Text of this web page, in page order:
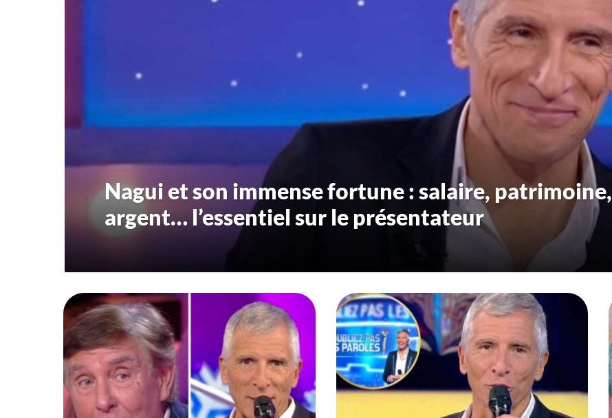
Nagui et son immense fortune : salaire, patrimoine,
argent… l’essentiel sur le présentateur